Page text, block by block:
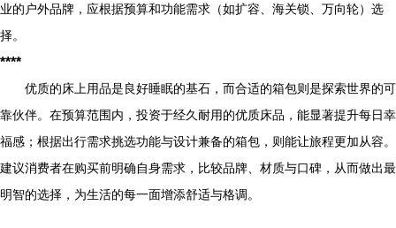
业的户外品牌，应根据预算和功能需求（如扩容、海关锁、万向轮）选
择。
****
优质的床上用品是良好睡眠的基石，而合适的箱包则是探索世界的可
靠伙伴。在预算范围内，投资于经久耐用的优质床品，能显著提升每日幸
福感；根据出行需求挑选功能与设计兼备的箱包，则能让旅程更加从容。
建议消费者在购买前明确自身需求，比较品牌、材质与口碑，从而做出最
明智的选择，为生活的每一面增添舒适与格调。